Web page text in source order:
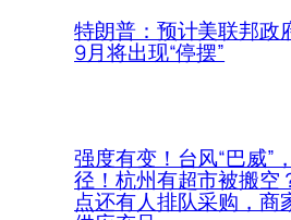
特朗普：预计美联邦政
9月将出现“停摆”
强度有变！台风“巴威”
径！杭州有超市被搬空
点还有人排队采购，商